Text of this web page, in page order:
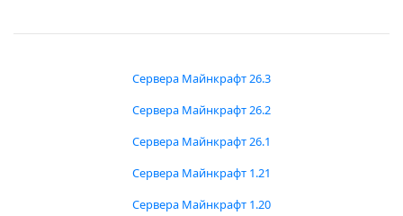
Сервера Майнкрафт 26.3
Сервера Майнкрафт 26.2
Сервера Майнкрафт 26.1
Сервера Майнкрафт 1.21
Сервера Майнкрафт 1.20